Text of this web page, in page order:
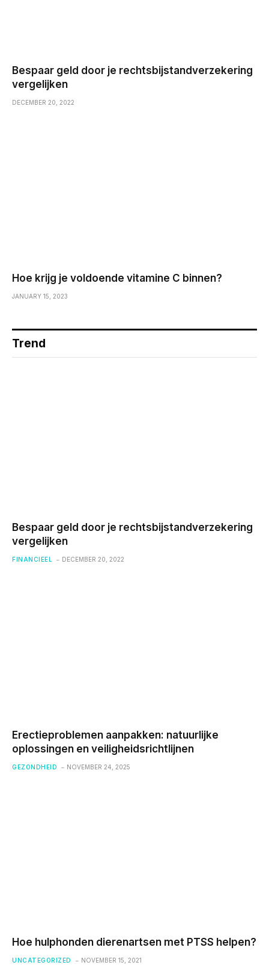
Bespaar geld door je rechtsbijstandverzekering
vergelijken
DECEMBER 20, 2022
Hoe krijg je voldoende vitamine C binnen?
JANUARY 15, 2023
Trend
Bespaar geld door je rechtsbijstandverzekering
vergelijken
FINANCIEEL DECEMBER 20, 2022
Erectieproblemen aanpakken: natuurlijke
oplossingen en veiligheidsrichtlijnen
GEZONDHEID NOVEMBER 24, 2025
Hoe hulphonden dierenartsen met PTSS helpen?
UNCATEGORIZED NOVEMBER 15, 2021